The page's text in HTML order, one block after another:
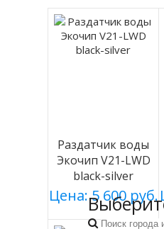
Раздатчик воды
Экочип V21-LWD
black-silver
Цена: 5 600 руб.